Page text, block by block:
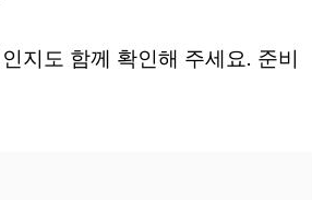
지도 함께 확인해 주세요. 준비